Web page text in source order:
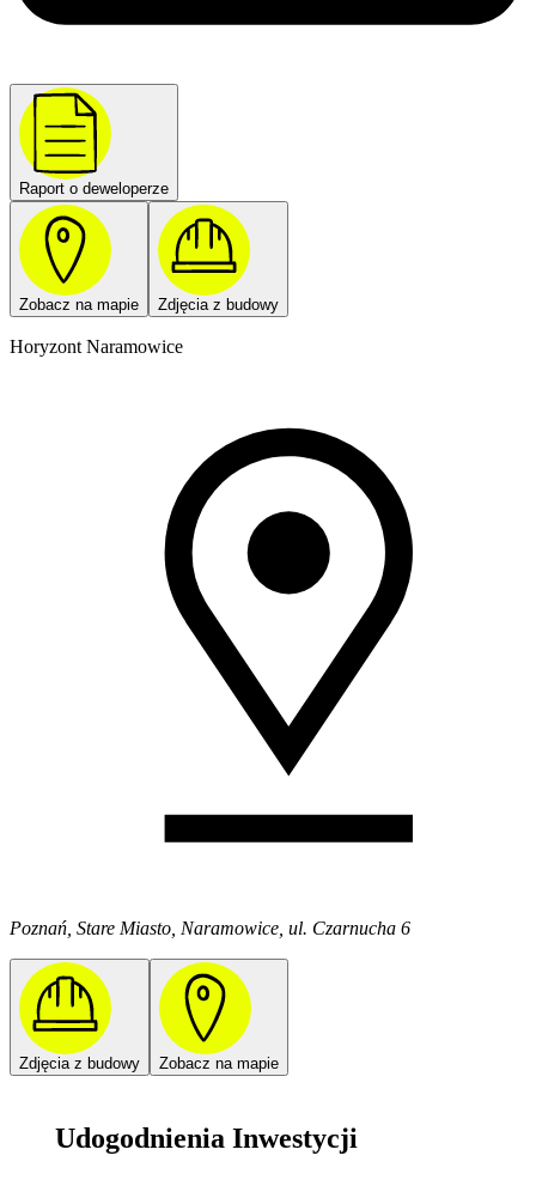
Raport o deweloperze
Zobacz na mapie Zdjęcia z budowy
Horyzont Naramowice
Poznań, Stare Miasto, Naramowice, ul. Czarnucha 6
Zdjęcia z budowy Zobacz na mapie
Udogodnienia Inwestycji